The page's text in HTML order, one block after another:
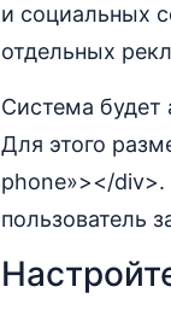
и социальных
отдельных
Система будет
Для этого
phone»></div>.
пользователь